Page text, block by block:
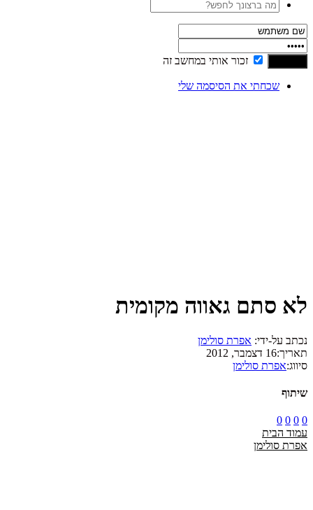
זכור אותי במחשב זה
שכחתי את הסיסמה שלי
לא סתם גאווה מקומית
נכתב על-ידי: אפרת סולימן
תאריך:16 דצמבר, 2012
סיווג:אפרת סולימן
שיתוף
0
0
0
0
עמוד הבית
אפרת סולימן